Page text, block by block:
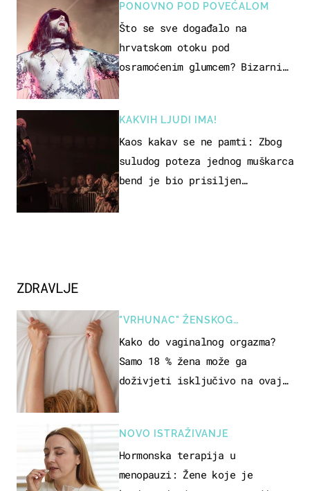
PONOVNO POD POVEĆALOM
Što se sve događalo na
hrvatskom otoku pod
osramoćenim glumcem? Bizarni
KAKVIH LJUDI IMA!
Kaos kakav se ne pamti: Zbog
suludog poteza jednog muškarca
bend je bio prisiljen
ZDRAVLJE
"VRHUNAC" ŽENSKOG
SEKSUALNOG ISKUSTVA
Kako do vaginalnog orgazma?
Samo 18 % žena može ga
doživjeti isključivo na ovaj
NOVO ISTRAŽIVANJE
Hormonska terapija u
menopauzi: Žene koje je